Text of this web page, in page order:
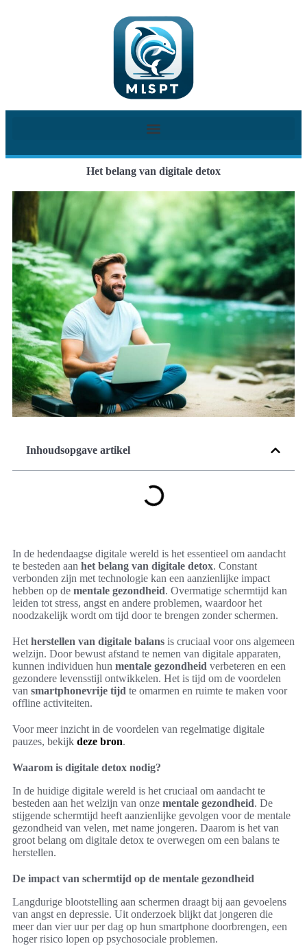
Het belang van digitale detox
Inhoudsopgave artikel
In de hedendaagse digitale wereld is het essentieel om aandacht
te besteden aan het belang van digitale detox. Constant
verbonden zijn met technologie kan een aanzienlijke impact
hebben op de mentale gezondheid. Overmatige schermtijd kan
leiden tot stress, angst en andere problemen, waardoor het
noodzakelijk wordt om tijd door te brengen zonder schermen.
Het herstellen van digitale balans is cruciaal voor ons algemeen
welzijn. Door bewust afstand te nemen van digitale apparaten,
kunnen individuen hun mentale gezondheid verbeteren en een
gezondere levensstijl ontwikkelen. Het is tijd om de voordelen
van smartphonevrije tijd te omarmen en ruimte te maken voor
offline activiteiten.
Voor meer inzicht in de voordelen van regelmatige digitale
pauzes, bekijk deze bron.
Waarom is digitale detox nodig?
In de huidige digitale wereld is het cruciaal om aandacht te
besteden aan het welzijn van onze mentale gezondheid. De
stijgende schermtijd heeft aanzienlijke gevolgen voor de mentale
gezondheid van velen, met name jongeren. Daarom is het van
groot belang om digitale detox te overwegen om een balans te
herstellen.
De impact van schermtijd op de mentale gezondheid
Langdurige blootstelling aan schermen draagt bij aan gevoelens
van angst en depressie. Uit onderzoek blijkt dat jongeren die
meer dan vier uur per dag op hun smartphone doorbrengen, een
hoger risico lopen op psychosociale problemen.